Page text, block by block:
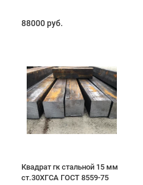
88000 руб.
Квадрат гк стальной 15 мм
ст.30ХГСА ГОСТ 8559-75